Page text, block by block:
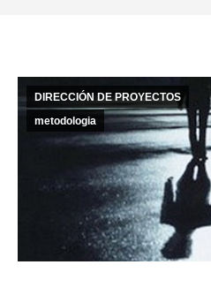
DIRECCIÓN DE PROYECTOS
metodologia